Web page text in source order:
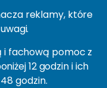
reklamy, które
i fachową pomoc z
12 godzin i ich
godzin.